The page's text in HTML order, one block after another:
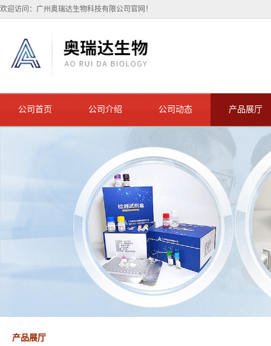
欢迎访问：广州奥瑞达生物科技有限公司官网！
公司首页 公司介绍 公司动态 产品展厅
产品展厅